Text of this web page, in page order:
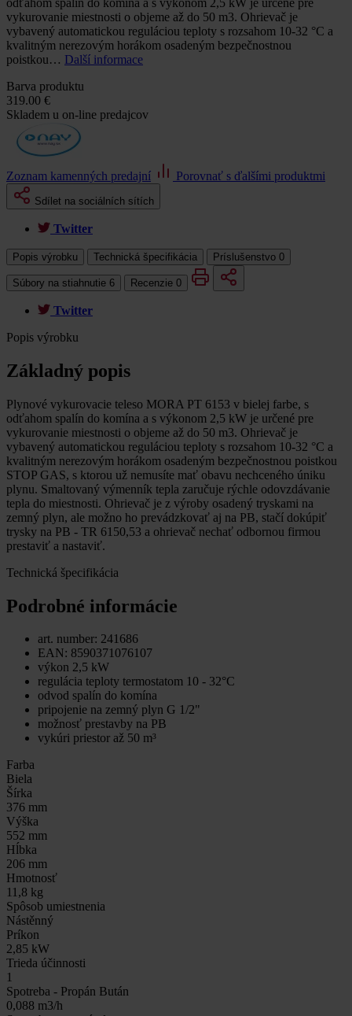
vykurovanie miestnosti o objeme až do 50 m3. Ohrievač je
vybavený automatickou reguláciou teploty s rozsahom 10-32 °C a
kvalitným nerezovým horákom osadeným bezpečnostnou
poistkou… Další informace
Barva produktu
319.00 €
Skladem u on-line predajcov
Zoznam kamenných predajní Porovnať s ďalšími produktmi
Sdílet na sociálních sítích
Twitter
Popis výrobku Technická špecifikácia Príslušenstvo 0
Súbory na stiahnutie 6 Recenzie 0
Twitter
Popis výrobku
Základný popis
Plynové vykurovacie teleso MORA PT 6153 v bielej farbe, s
odťahom spalín do komína a s výkonom 2,5 kW je určené pre
vykurovanie miestnosti o objeme až do 50 m3. Ohrievač je
vybavený automatickou reguláciou teploty s rozsahom 10-32 °C a
kvalitným nerezovým horákom osadeným bezpečnostnou poistkou
STOP GAS, s ktorou už nemusíte mať obavu nechceného úniku
plynu. Smaltovaný výmenník tepla zaručuje rýchle odovzdávanie
tepla do miestnosti. Ohrievač je z výroby osadený tryskami na
zemný plyn, ale možno ho prevádzkovať aj na PB, stačí dokúpiť
trysky na PB - TR 6150,53 a ohrievač nechať odbornou firmou
prestaviť a nastaviť.
Technická špecifikácia
Podrobné informácie
art. number: 241686
EAN: 8590371076107
výkon 2,5 kW
regulácia teploty termostatom 10 - 32°C
odvod spalín do komína
pripojenie na zemný plyn G 1/2"
možnosť prestavby na PB
vykúri priestor až 50 m³
Farba
Biela
Šírka
376 mm
Výška
552 mm
Hĺbka
206 mm
Hmotnosť
11,8 kg
Spôsob umiestnenia
Nástěnný
Príkon
2,85 kW
Trieda účinnosti
1
Spotreba - Propán Bután
0,088 m3/h